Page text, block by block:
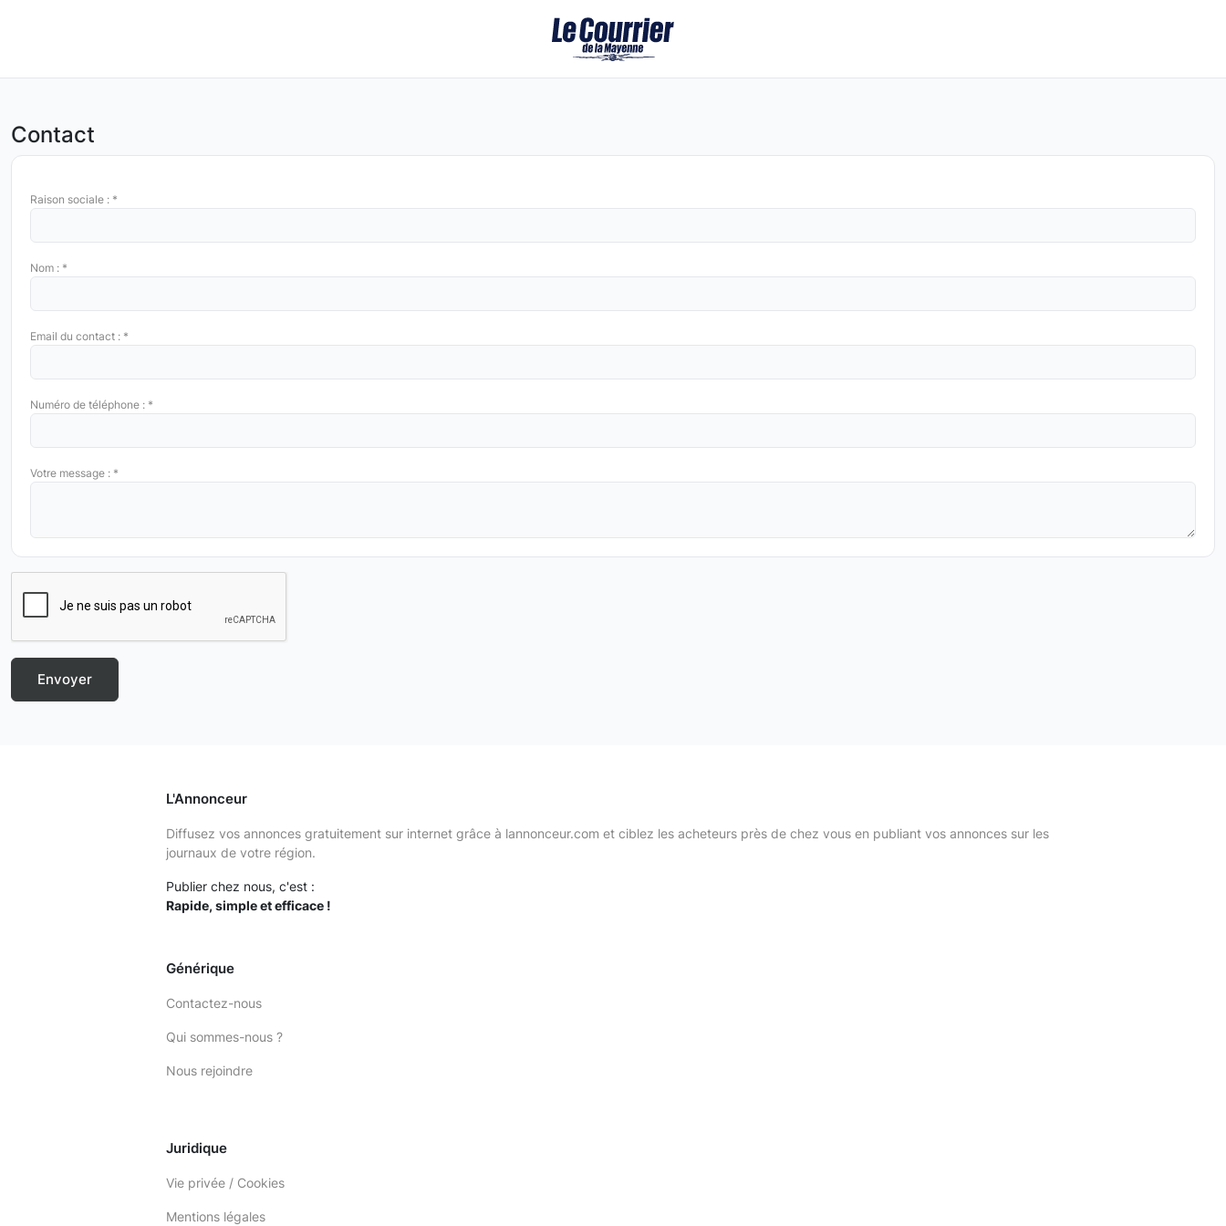
Contact
Raison sociale : *
Nom : *
Email du contact : *
Numéro de téléphone : *
Votre message : *
L'Annonceur
Diffusez vos annonces gratuitement sur internet grâce à lannonceur.com et ciblez les acheteurs près de chez vous en publiant vos annonces sur les
journaux de votre région.
Publier chez nous, c'est :
Rapide, simple et efficace !
Générique
Contactez-nous
Qui sommes-nous ?
Nous rejoindre
Juridique
Vie privée / Cookies
Mentions légales